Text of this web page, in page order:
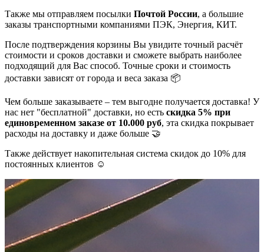
Также мы отправляем посылки Почтой России, а большие
заказы транспортными компаниями ПЭК, Энергия, КИТ.
После подтверждения корзины Вы увидите точный расчёт
стоимости и сроков доставки и сможете выбрать наиболее
подходящий для Вас способ. Точные сроки и стоимость
доставки зависят от города и веса заказа 📦
Чем больше заказываете – тем выгодне получается доставка! У
нас нет "бесплатной" доставки, но есть скидка 5% при
единовременном заказе от 10.000 руб, эта скидка покрывает
расходы на доставку и даже больше 🤝
Также действует накопительная система скидок до 10% для
постоянных клиентов ☺️